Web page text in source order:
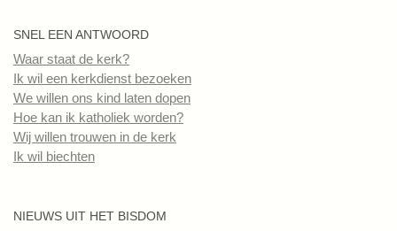
SNEL EEN ANTWOORD
Waar staat de kerk?
Ik wil een kerkdienst bezoeken
We willen ons kind laten dopen
Hoe kan ik katholiek worden?
Wij willen trouwen in de kerk
Ik wil biechten
NIEUWS UIT HET BISDOM